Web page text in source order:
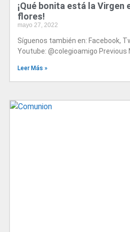
¡Qué bonita está la Virgen
flores!
mayo 27, 2022
Síguenos también en: Facebook,
Youtube: @colegioamigo Previous
Leer Más »